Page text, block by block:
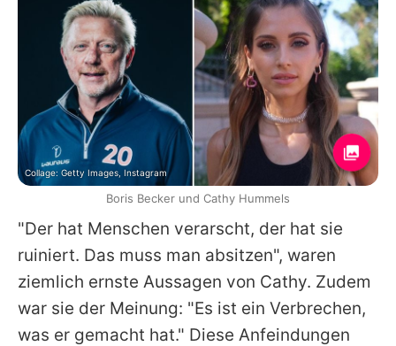
"Der hat Menschen verarscht, der hat sie
ruiniert. Das muss man absitzen", waren
ziemlich ernste Aussagen von Cathy. Zudem
war sie der Meinung: "Es ist ein Verbrechen,
was er gemacht hat." Diese Anfeindungen
Collage: Getty Images, Instagram
Boris Becker und Cathy Hummels